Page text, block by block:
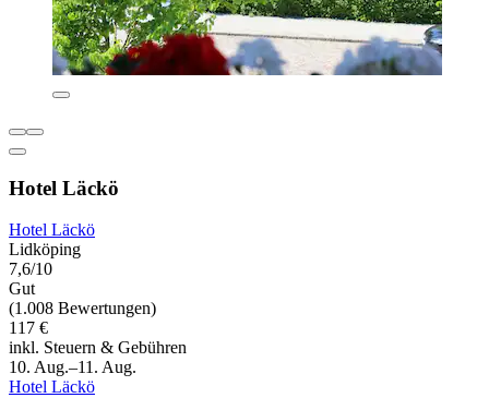
Hotel Läckö
Hotel Läckö
Lidköping
7,6/10
Gut
(1.008 Bewertungen)
117 €
inkl. Steuern & Gebühren
10. Aug.–11. Aug.
Hotel Läckö